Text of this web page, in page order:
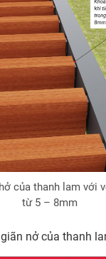
của thanh lam với
từ 5 – 8mm
nở của thanh